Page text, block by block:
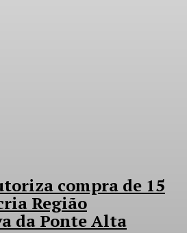
compra de 15
Região
da Ponte Alta